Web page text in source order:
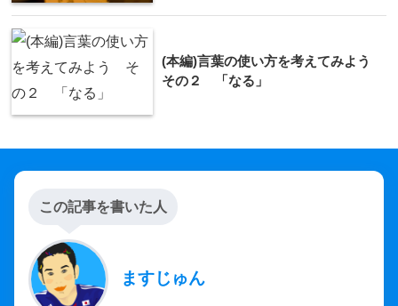
(本編)言葉の使い方を考えてみよう
その２ 「なる」
この記事を書いた人
ますじゅん